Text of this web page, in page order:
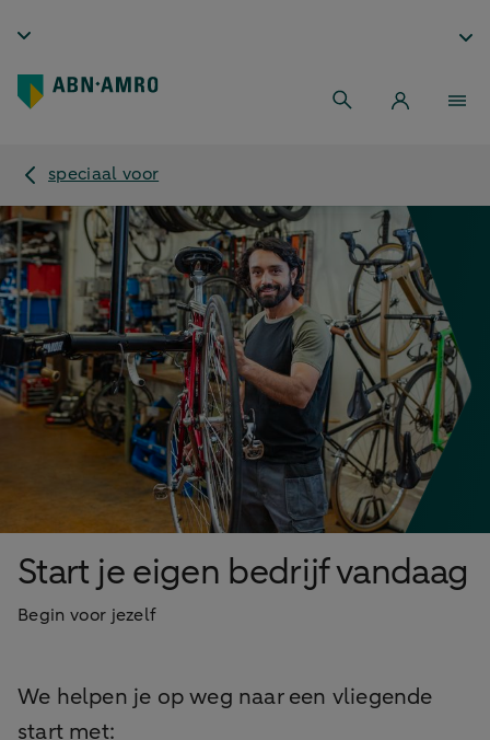
speciaal voor
Start je eigen bedrijf vandaag
Begin voor jezelf
We helpen je op weg naar een vliegende
start met: